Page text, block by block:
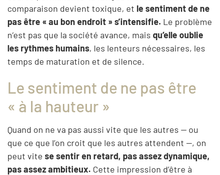
comparaison devient toxique, et le sentiment de ne
pas être « au bon endroit » s’intensifie. Le problème
n’est pas que la société avance, mais qu’elle oublie
les rythmes humains, les lenteurs nécessaires, les
temps de maturation et de silence.
Le sentiment de ne pas être
« à la hauteur »
Quand on ne va pas aussi vite que les autres — ou
que ce que l’on croit que les autres attendent —, on
peut vite se sentir en retard, pas assez dynamique,
pas assez ambitieux. Cette impression d’être à